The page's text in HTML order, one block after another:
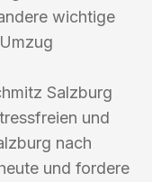
wichtige
Salzburg
und
nach
und fordere